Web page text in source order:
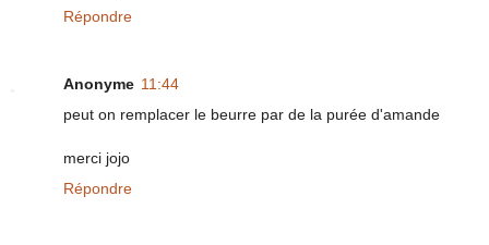
Répondre
Anonyme 11:44
peut on remplacer le beurre par de la purée d'amande
merci jojo
Répondre